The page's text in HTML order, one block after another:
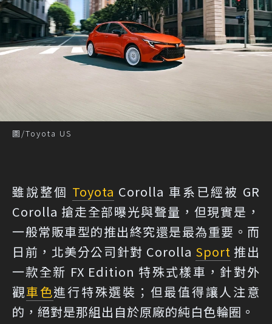
圖/Toyota US
雖說整個 Toyota Corolla 車系已經被 GR
Corolla 搶走全部曝光與聲量，但現實是，
一般常販車型的推出終究還是最為重要。而
日前，北美分公司針對 Corolla Sport 推出
一款全新 FX Edition 特殊式樣車，針對外
觀車色進行特殊選裝；但最值得讓人注意
的，絕對是那組出自於原廠的純白色輪圈。